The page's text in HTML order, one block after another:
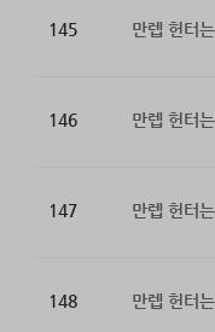
145 만렙 헌터
146 만렙 헌터
147 만렙 헌터
148 만렙 헌터